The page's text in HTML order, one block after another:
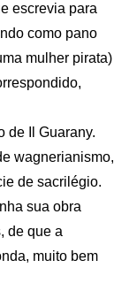
escrevia para
como pano
mulher pirata)
de Il Guarany.
wagnerianismo,
de sacrilégio.
sua obra
de que a
muito bem